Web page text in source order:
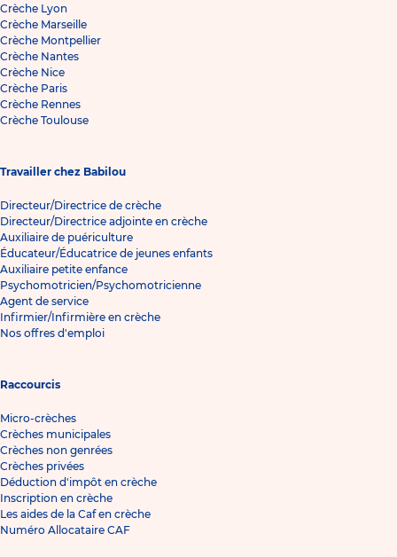
Crèche Lyon
Crèche Marseille
Crèche Montpellier
Crèche Nantes
Crèche Nice
Crèche Paris
Crèche Rennes
Crèche Toulouse
Travailler chez Babilou
Directeur/Directrice de crèche
Directeur/Directrice adjointe en crèche
Auxiliaire de puériculture
Éducateur/Éducatrice de jeunes enfants
Auxiliaire petite enfance
Psychomotricien/Psychomotricienne
Agent de service
Infirmier/Infirmière en crèche
Nos offres d'emploi
Raccourcis
Micro-crèches
Crèches municipales
Crèches non genrées
Crèches privées
Déduction d'impôt en crèche
Inscription en crèche
Les aides de la Caf en crèche
Numéro Allocataire CAF